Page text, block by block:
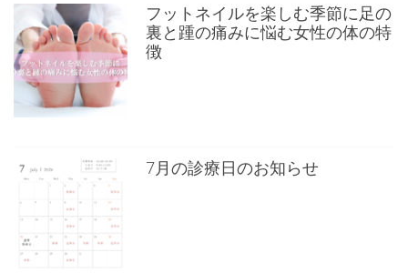
フットネイルを楽しむ季節に足の
裏と踵の痛みに悩む女性の体の特
徴
7月の診療日のお知らせ